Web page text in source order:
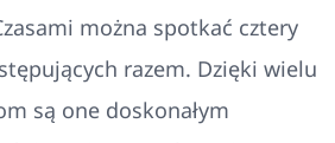
można spotkać cztery
razem. Dzięki wielu
są one doskonałym